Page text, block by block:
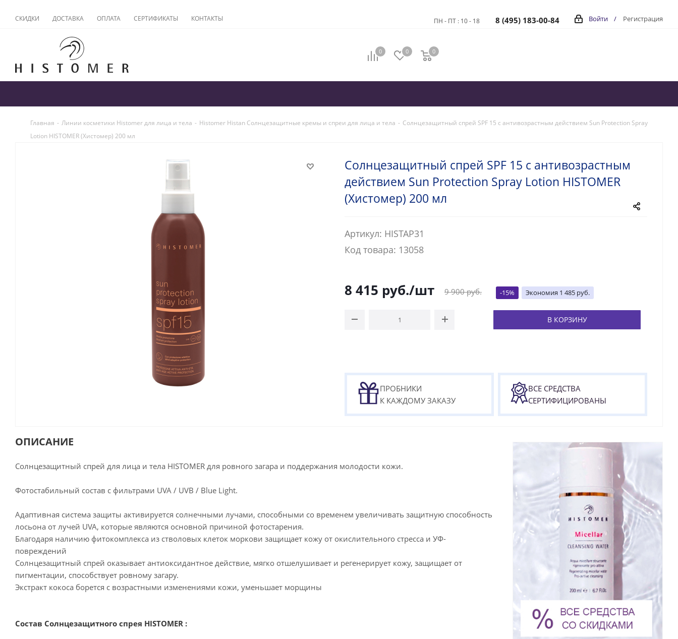
СКИДКИ ДОСТАВКА ОПЛАТА СЕРТИФИКАТЫ КОНТАКТЫ Войти / Регистрация
ПН - ПТ : 10 - 18 8 (495) 183-00-84
0 0 0
Главная - Линии косметики Histomer для лица и тела - Histomer Histan Солнцезащитные кремы и спреи для лица и тела - Солнцезащитный спрей SPF 15 с антивозрастным действием Sun Protection Spray
Lotion HISTOMER (Хистомер) 200 мл
Солнцезащитный спрей SPF 15 с антивозрастным
действием Sun Protection Spray Lotion HISTOMER
(Хистомер) 200 мл
Артикул: HISTAP31
Код товара: 13058
8 415 руб./шт 9 900руб. -15% Экономия 1 485 руб.
В КОРЗИНУ
ПРОБНИКИ
К КАЖДОМУ ЗАКАЗУ
ВСЕ СРЕДСТВА
СЕРТИФИЦИРОВАНЫ
ОПИСАНИЕ
Солнцезащитный спрей для лица и тела HISTOMER для ровного загара и поддержания молодости кожи.
Фотостабильный состав с фильтрами UVA / UVB / Blue Light.
Адаптивная система защиты активируется солнечными лучами, способными со временем увеличивать защитную способность
лосьона от лучей UVA, которые являются основной причиной фотостарения.
Благодаря наличию фитокомплекса из стволовых клеток моркови защищает кожу от окислительного стресса и УФ-
повреждений
Солнцезащитный спрей оказывает антиоксидантное действие, мягко отшелушивает и регенерирует кожу, защищает от
пигментации, способствует ровному загару.
Экстракт кокоса борется с возрастными изменениями кожи, уменьшает морщины
Состав Солнцезащитного спрея HISTOMER :